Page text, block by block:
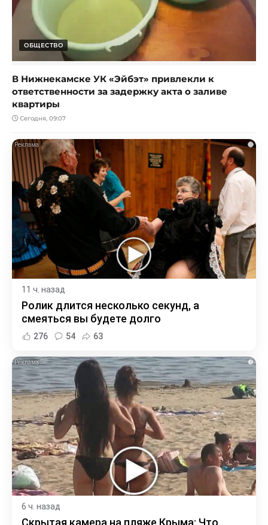
ОБЩЕСТВО
В Нижнекамске УК «Эйбэт» привлекли к
ответственности за задержку акта о заливе
квартиры
Сегодня, 09:07
i
11 ч. назад
Ролик длится несколько секунд, а
смеяться вы будете долго
276 54 63
i
6 ч. назад
Скрытая камера на пляже Крыма: Что